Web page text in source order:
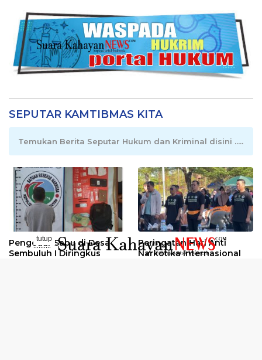
SEPUTAR KAMTIBMAS KITA
Temukan Berita Seputar Hukum dan Kriminal disini .....
Pengedar Sabu di Desa
Sembuluh I Diringkus
Peringatan Hari Anti
Narkotika Internasional
tutup
..........